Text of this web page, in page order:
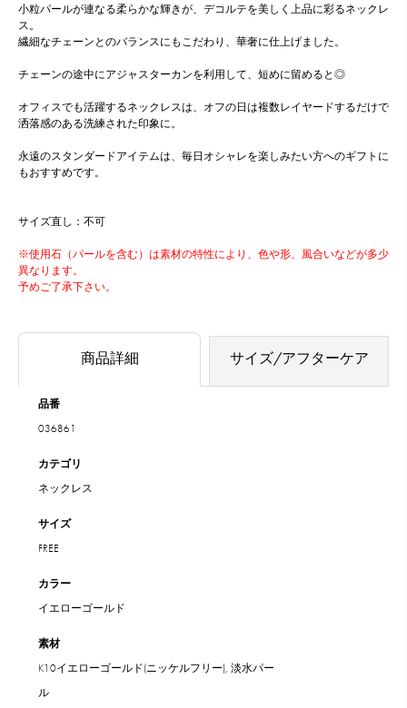
小粒パールが連なる柔らかな輝きが、デコルテを美しく上品に彩るネックレ
ス。
繊細なチェーンとのバランスにもこだわり、華奢に仕上げました。
チェーンの途中にアジャスターカンを利用して、短めに留めると◎
オフィスでも活躍するネックレスは、オフの日は複数レイヤードするだけで
洒落感のある洗練された印象に。
永遠のスタンダードアイテムは、毎日オシャレを楽しみたい方へのギフトに
もおすすめです。
サイズ直し：不可
※使用石（パールを含む）は素材の特性により、色や形、風合いなどが多少
異なります。
予めご了承下さい。
商品詳細 サイズ/アフターケア
品番
036861
カテゴリ
ネックレス
サイズ
FREE
カラー
イエローゴールド
素材
K10イエローゴールド(ニッケルフリー), 淡水パー
ル